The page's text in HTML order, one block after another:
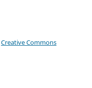
Creative Commons